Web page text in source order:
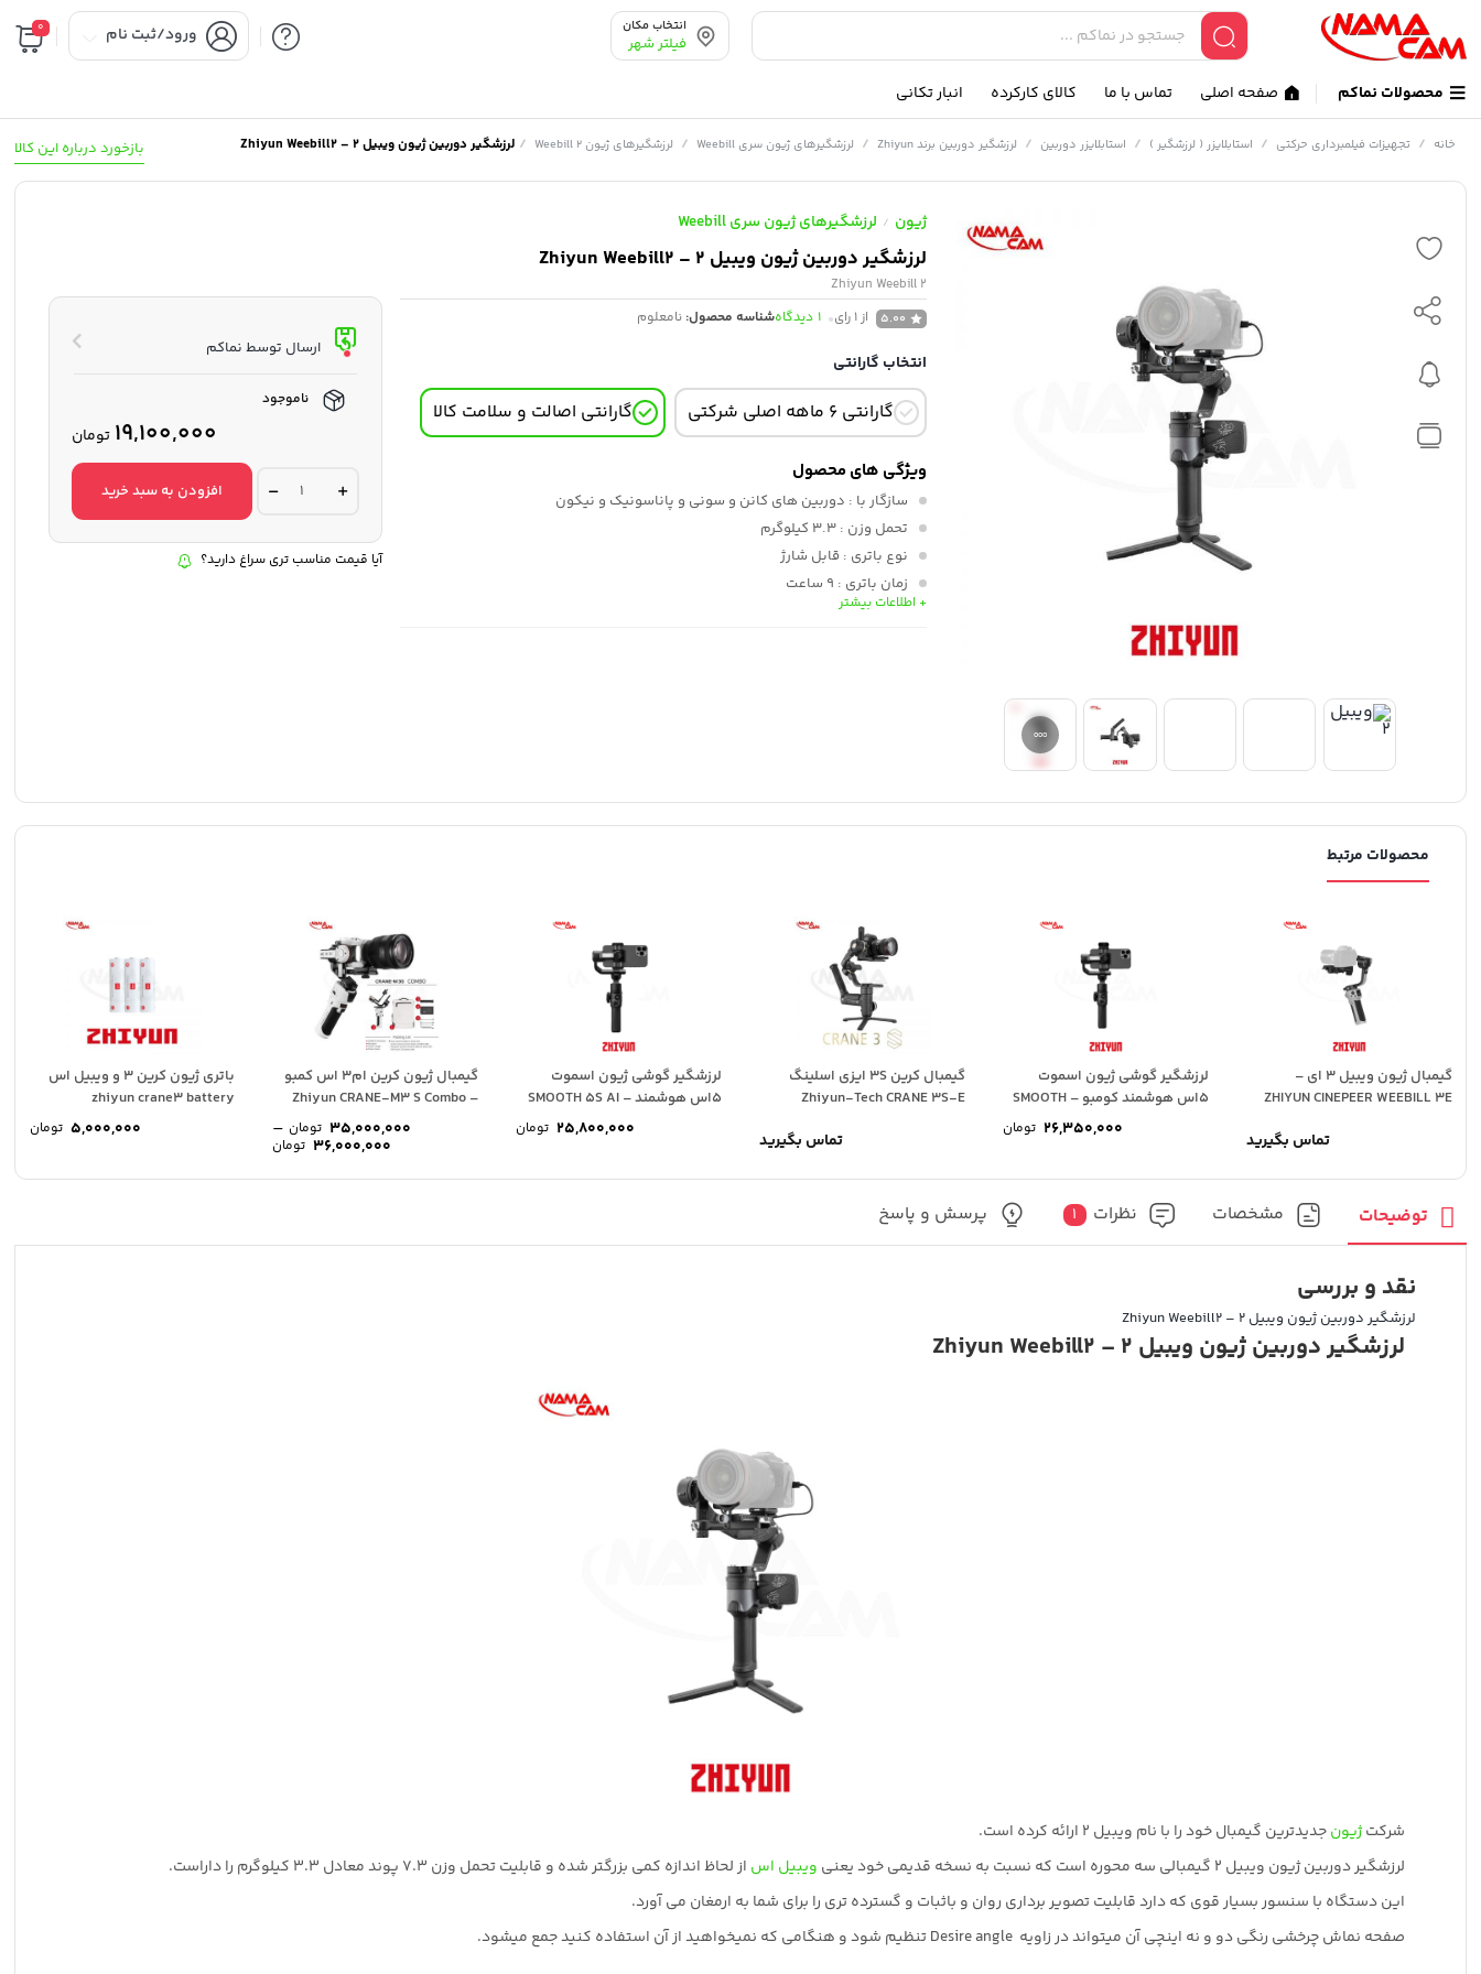
انتخاب مکان
فیلتر شهر ورود/ثبت نام 0
محصولات نماکم صفحه اصلی تماس با ما کالای کارکرده انبار تکانی
بازخورد درباره این کالا خانه / تجهیزات فیلمبرداری حرکتی / استابلایزر ( لرزشگیر ) / استابلایزر دوربین / لرزشگیر دوربین برند Zhiyun / لرزشگیرهای ژیون سری Weebill / لرزشگیرهای ژیون Weebill 2 / لرزشگیر دوربین ژیون ویبیل 2 – Zhiyun Weebill2
ژیون / لرزشگیرهای ژیون سری Weebill
لرزشگیر دوربین ژیون ویبیل 2 – Zhiyun Weebill2
Zhiyun Weebill 2
5.00 از 1 رای 1 دیدگاهشناسه محصول:نامعلوم
انتخاب گارانتی
گارانتی 6 ماهه اصلی شرکتی گارانتی اصالت و سلامت کالا
ویژگی های محصول
سازگار با : دوربین های کانن و سونی و پاناسونیک و نیکون
تحمل وزن : 3.3 کیلوگرم
نوع باتری : قابل شارژ
زمان باتری : 9 ساعت
نرم افزار: ZY PLAY
+ اطلاعات بیشتر
ارسال توسط نماکم
ناموجود
19,100,000 تومان
لرزشگیر
دوربین
ویبیل
2
-
افزودن به سبد خرید
آیا قیمت مناسب تری سراغ دارید؟
محصولات مرتبط
گیمبال ژیون ویبیل 3 ای –
ZHIYUN CINEPEER WEEBILL 3E
تماس بگیرید
لرزشگیر گوشی ژیون اسموت
5اس هوشمند کومبو – SMOOTH
26,350,000 تومان
گیمبال کرین 3S ایزی اسلینگ
Zhiyun-Tech CRANE 3S-E
تماس بگیرید
لرزشگیر گوشی ژیون اسموت
5اس هوشمند – SMOOTH 5S AI
25,800,000 تومان
گیمبال ژیون کرین ام3 اس کمبو
– Zhiyun CRANE-M3 S Combo
35,000,000 تومان –
36,000,000 تومانمحدوده
35,000,000 تومان
باتری ژیون کرین 3 و ویبیل اس
zhiyun crane3 battery
5,000,000 تومان
توضیحات مشخصات نظرات 1 پرسش و پاسخ
نقد و بررسی
لرزشگیر دوربین ژیون ویبیل 2 – Zhiyun Weebill2
لرزشگیر دوربین ژیون ویبیل 2 – Zhiyun Weebill2
شرکتژیونجدیدترین گیمبال خود را با نام ویبیل 2 ارائه کرده است.
لرزشگیر دوربین ژیون ویبیل 2 گیمبالی سه محوره است که نسبت به نسخه قدیمی خود یعنی
ویبیل اس از لحاظ اندازه کمی بزرگتر شده و قابلیت تحمل وزن 7.3 پوند معادل 3.3 کیلوگرم را داراست.
این دستگاه با سنسور بسیار قوی که دارد قابلیت تصویر برداری روان و باثبات و گسترده تری را برای شما به ارمغان می آورد.
صفحه نماش چرخشی رنگی دو و نه اینچی آن میتواند در زاویه Desire angle تنظیم شود و هنگامی که نمیخواهید از آن استفاده کنید جمع میشود.